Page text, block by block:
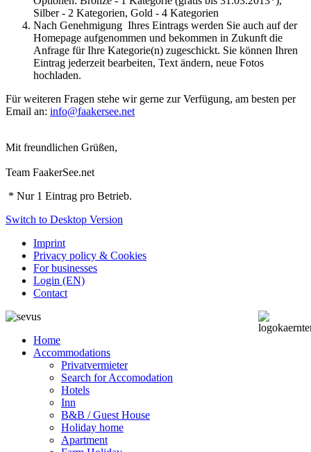
Silber - 2 Kategorien, Gold - 4 Kategorien
Nach Genehmigung Ihres Eintrags werden Sie auch auf der
Homepage aufgenommen und bekommen in Zukunft die
Anfrage für Ihre Kategorie(n) zugeschickt. Sie können Ihren
Eintrag jederzeit bearbeiten, Text ändern, neue Fotos
hochladen.
Für weiteren Fragen stehe wir gerne zur Verfügung, am besten per
Email an: info@faakersee.net
Mit freundlichen Grüßen,
Team FaakerSee.net
* Nur 1 Eintrag pro Betrieb.
Switch to Desktop Version
Imprint
Privacy policy & Cookies
For businesses
Login (EN)
Contact
Home
Accommodations
Privatvermieter
Search for Accomodation
Hotels
Inn
B&B / Guest House
Holiday home
Apartment